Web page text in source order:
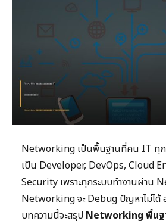
Networking เป็นพื้นฐานที่คน IT ทุกส
เป็น Developer, DevOps, Cloud
Security เพราะทุกระบบทำงานผ่าน
Networking จะ Debug ปัญหาไม่ได้
บทความนี้จะสรุป Networking พื้นฐ